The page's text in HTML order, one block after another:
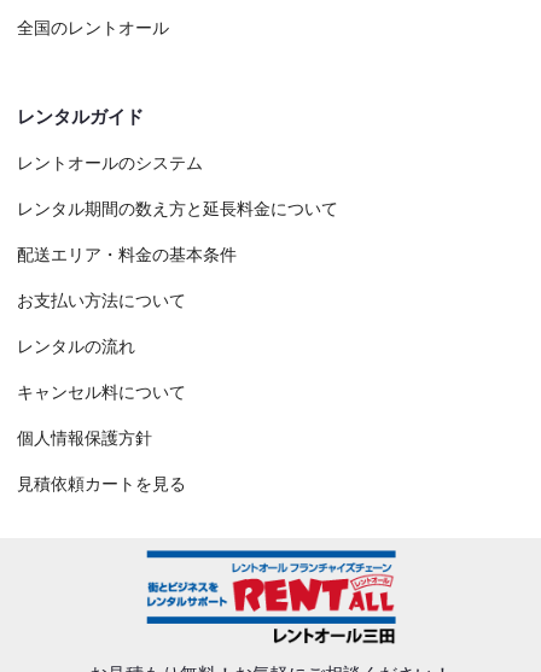
全国のレントオール
レンタルガイド
レントオールのシステム
レンタル期間の数え方と延長料金について
配送エリア・料金の基本条件
お支払い方法について
レンタルの流れ
キャンセル料について
個人情報保護方針
見積依頼カートを見る